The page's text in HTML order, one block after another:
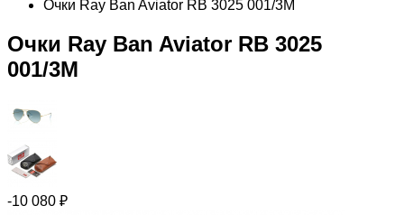
Очки Ray Ban Aviator RB 3025 001/3M
Очки Ray Ban Aviator RB 3025
001/3M
-10 080 ₽